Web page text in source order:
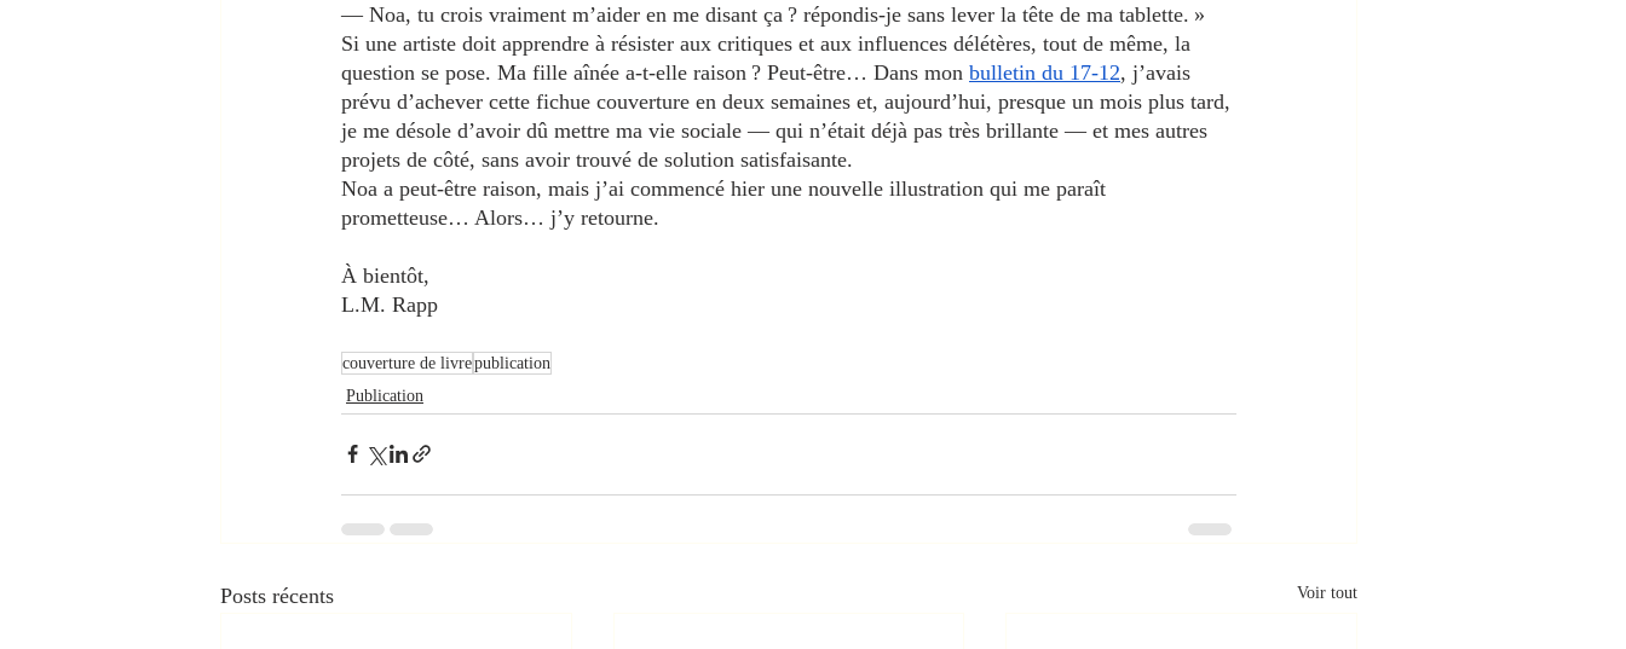
— Noa, tu crois vraiment m’aider en me disant ça ? répondis-je sans lever la tête de ma tablette. »
Si une artiste doit apprendre à résister aux critiques et aux influences délétères, tout de même, la
question se pose. Ma fille aînée a-t-elle raison ? Peut-être… Dans mon bulletin du 17-12, j’avais
prévu d’achever cette fichue couverture en deux semaines et, aujourd’hui, presque un mois plus tard,
je me désole d’avoir dû mettre ma vie sociale — qui n’était déjà pas très brillante — et mes autres
projets de côté, sans avoir trouvé de solution satisfaisante.
Noa a peut-être raison, mais j’ai commencé hier une nouvelle illustration qui me paraît
prometteuse… Alors… j’y retourne.
À bientôt,
L.M. Rapp
couverture de livrepublication
Publication
Posts récents Voir tout